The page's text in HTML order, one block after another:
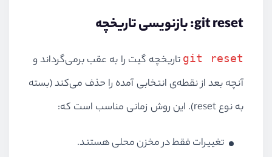
git reset: بازنویسی تاریخچه
git reset تاریخچه گیت را به عقب برمی‌گرداند و
آنچه بعد از نقطه‌ی انتخابی آمده را حذف می‌کند (بسته
به نوع reset). این روش زمانی مناسب است که:
تغییرات فقط در مخزن محلی هستند.